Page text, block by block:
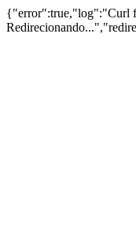
{"error":true,"log":"Curl